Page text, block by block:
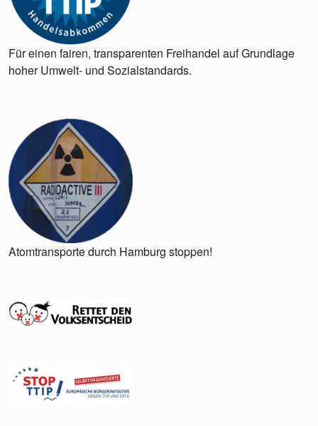
Für einen fairen, transparenten Freihandel auf Grundlage
hoher Umwelt- und Sozialstandards.
Atomtransporte durch Hamburg stoppen!